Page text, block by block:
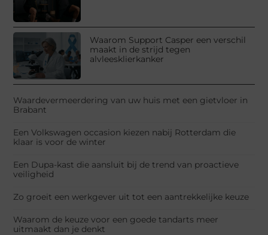
Waarom Support Casper een verschil
maakt in de strijd tegen
alvleesklierkanker
Waardevermeerdering van uw huis met een gietvloer in
Brabant
Een Volkswagen occasion kiezen nabij Rotterdam die
klaar is voor de winter
Een Dupa-kast die aansluit bij de trend van proactieve
veiligheid
Zo groeit een werkgever uit tot een aantrekkelijke keuze
Waarom de keuze voor een goede tandarts meer
uitmaakt dan je denkt